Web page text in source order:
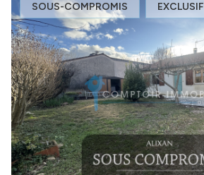
SOUS-COMPROMIS EXCLUSIF